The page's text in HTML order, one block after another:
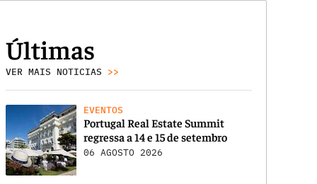
Últimas
VER MAIS NOTICIAS >>
EVENTOS
Portugal Real Estate Summit
regressa a 14 e 15 de setembro
06 AGOSTO 2026